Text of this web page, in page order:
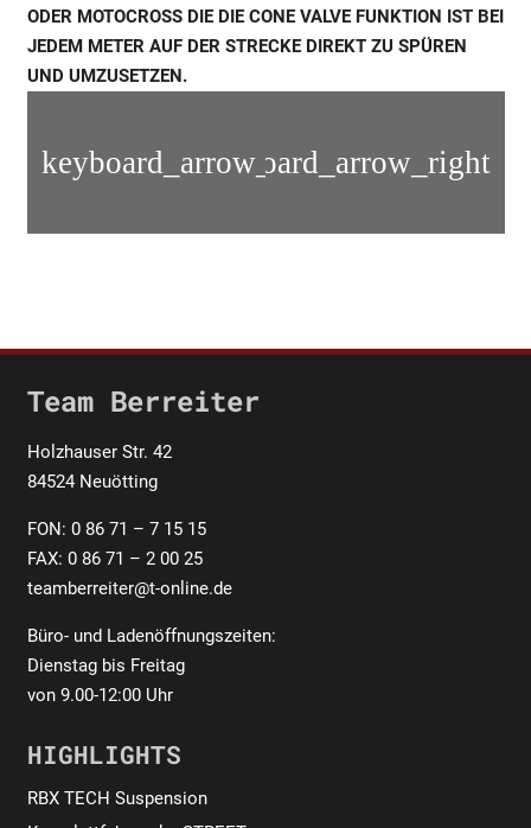
ODER MOTOCROSS DIE DIE CONE VALVE FUNKTION IST BEI
JEDEM METER AUF DER STRECKE DIREKT ZU SPÜREN
UND UMZUSETZEN.
SMC
bis
FREERIDE
Team Berreiter
Holzhauser Str. 42
84524 Neuötting
FON: 0 86 71 – 7 15 15
FAX: 0 86 71 – 2 00 25
teamberreiter@t-online.de
Büro- und Ladenöffnungszeiten:
Dienstag bis Freitag
von 9.00-12:00 Uhr
HIGHLIGHTS
RBX TECH Suspension